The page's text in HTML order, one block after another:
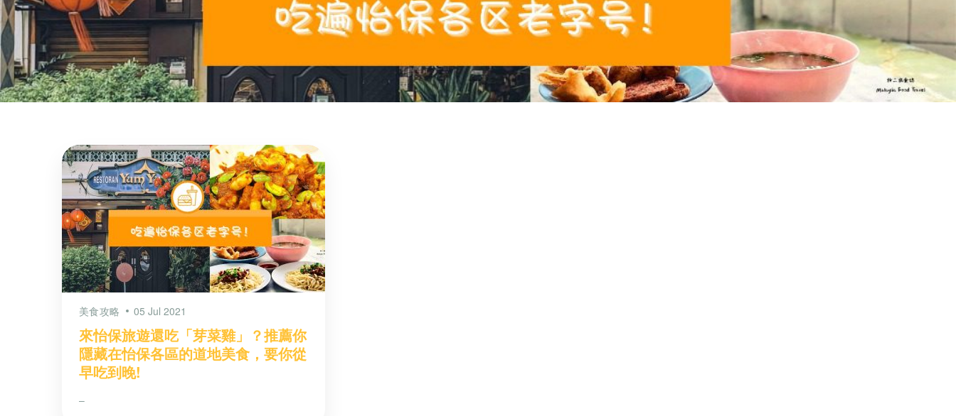
美食攻略 05 Jul 2021
來怡保旅遊還吃「芽菜雞」？推薦你
隱藏在怡保各區的道地美食，要你從
早吃到晚!
–